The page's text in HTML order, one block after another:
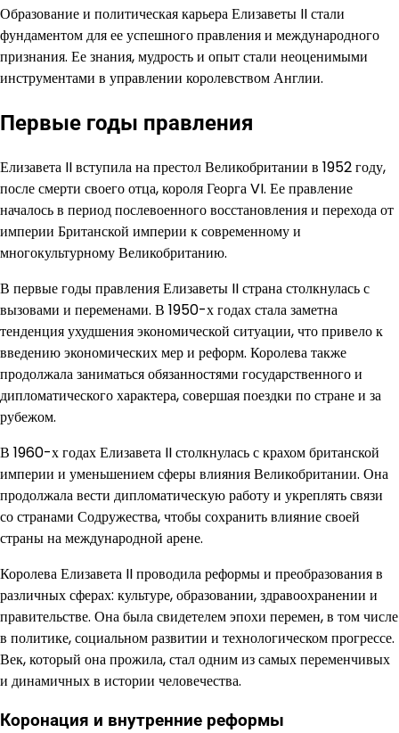
Образование и политическая карьера Елизаветы II стали
фундаментом для ее успешного правления и международного
признания. Ее знания, мудрость и опыт стали неоценимыми
инструментами в управлении королевством Англии.
Первые годы правления
Елизавета II вступила на престол Великобритании в 1952 году,
после смерти своего отца, короля Георга VI. Ее правление
началось в период послевоенного восстановления и перехода от
империи Британской империи к современному и
многокультурному Великобританию.
В первые годы правления Елизаветы II страна столкнулась с
вызовами и переменами. В 1950-х годах стала заметна
тенденция ухудшения экономической ситуации, что привело к
введению экономических мер и реформ. Королева также
продолжала заниматься обязанностями государственного и
дипломатического характера, совершая поездки по стране и за
рубежом.
В 1960-х годах Елизавета II столкнулась с крахом британской
империи и уменьшением сферы влияния Великобритании. Она
продолжала вести дипломатическую работу и укреплять связи
со странами Содружества, чтобы сохранить влияние своей
страны на международной арене.
Королева Елизавета II проводила реформы и преобразования в
различных сферах: культуре, образовании, здравоохранении и
правительстве. Она была свидетелем эпохи перемен, в том числе
в политике, социальном развитии и технологическом прогрессе.
Век, который она прожила, стал одним из самых переменчивых
и динамичных в истории человечества.
Коронация и внутренние реформы